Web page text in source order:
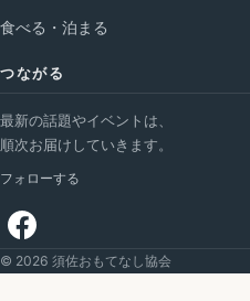
食べる・泊まる
つながる
最新の話題やイベントは、
順次お届けしていきます。
フォローする
© 2026 須佐おもてなし協会